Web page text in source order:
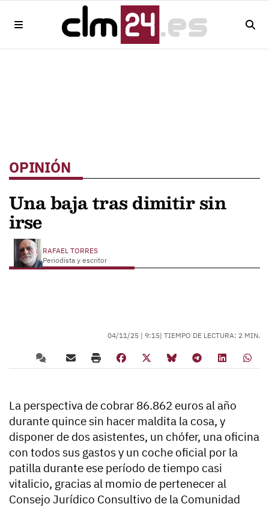
OPINIÓN
Una baja tras dimitir sin
irse
RAFAEL TORRES
Periodista y escritor
04/11/25 | 9:15| TIEMPO DE LECTURA: 2 MIN.
La perspectiva de cobrar 86.862 euros al año
durante quince sin hacer maldita la cosa, y
disponer de dos asistentes, un chófer, una oficina
con todos sus gastos y un coche oficial por la
patilla durante ese período de tiempo casi
vitalicio, gracias al momio de pertenecer al
Consejo Jurídico Consultivo de la Comunidad